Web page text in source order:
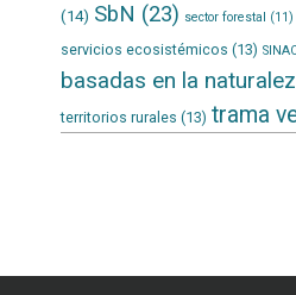
(14) SbN (23) sector forestal (11)
servicios ecosistémicos (13)
basadas en la
territorios rurales (13) trama